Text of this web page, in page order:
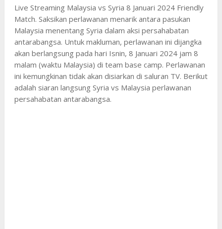
Live Streaming Malaysia vs Syria 8 Januari 2024 Friendly
Match. Saksikan perlawanan menarik antara pasukan
Malaysia menentang Syria dalam aksi persahabatan
antarabangsa. Untuk makluman, perlawanan ini dijangka
akan berlangsung pada hari Isnin, 8 Januari 2024 jam 8
malam (waktu Malaysia) di team base camp. Perlawanan
ini kemungkinan tidak akan disiarkan di saluran TV. Berikut
adalah siaran langsung Syria vs Malaysia perlawanan
persahabatan antarabangsa.